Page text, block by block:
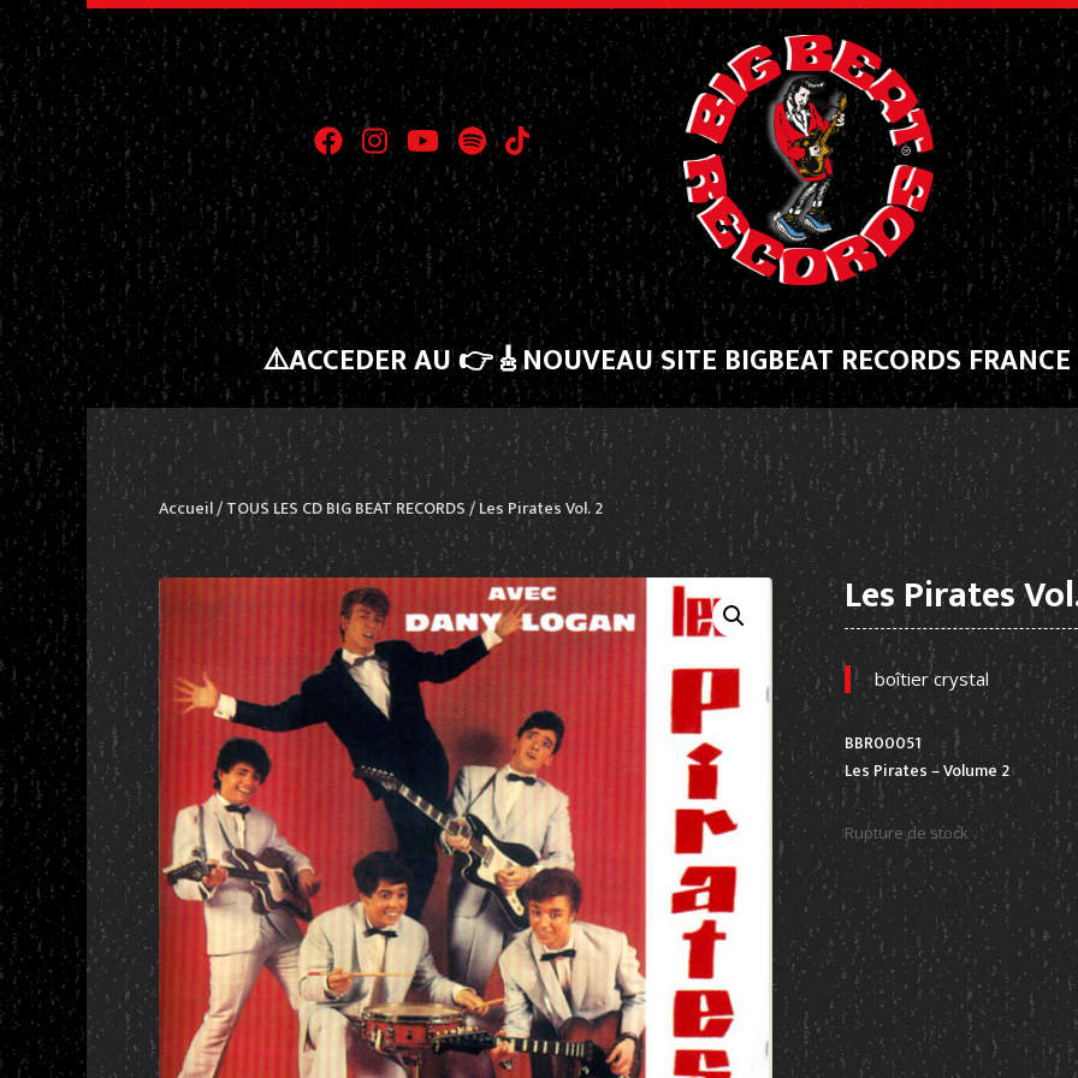
⚠️ACCEDER AU 👉🎸NOUVEAU SITE BIGBEAT RECORDS
Accueil/TOUS LES CD BIG BEAT RECORDS/ Les Pirates Vol. 2
Les Pirates
boîtier crystal
BBR00051
Les Pirates – Volume 2
Rupture de stock